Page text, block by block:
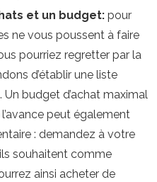
et un budget: pour
ne vous poussent à faire
pourriez regretter par la
d’établir une liste
Un budget d’achat maximal
peut également
: demandez à votre
souhaitent comme
ainsi acheter de